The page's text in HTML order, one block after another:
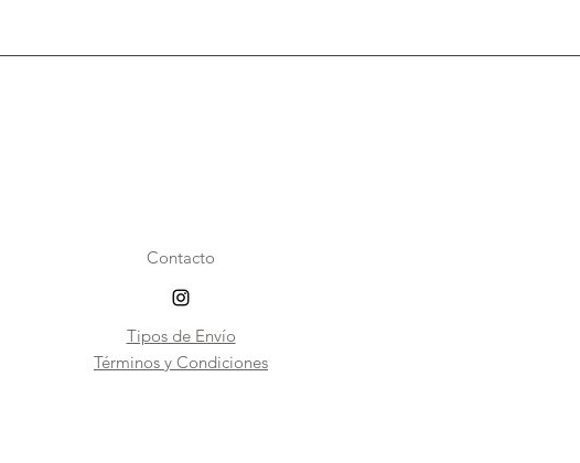
Contacto
Tipos de Envío
​Términos y Condiciones